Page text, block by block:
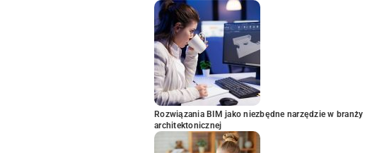
Rozwiązania BIM jako niezbędne narzędzie w branży
architektonicznej